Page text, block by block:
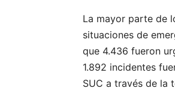
La mayor parte de
situaciones de
que 4.436 fueron
1.892 incidentes
SUC a través de la